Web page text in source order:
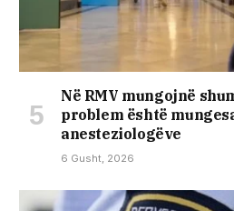
Në RMV mungojnë
problem është
anesteziologëve
6 Gusht, 2026